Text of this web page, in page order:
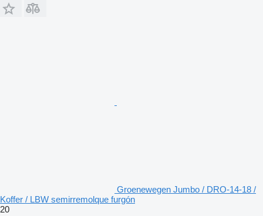
Groenewegen Jumbo / DRO-14-18 /
Koffer / LBW semirremolque furgón
20